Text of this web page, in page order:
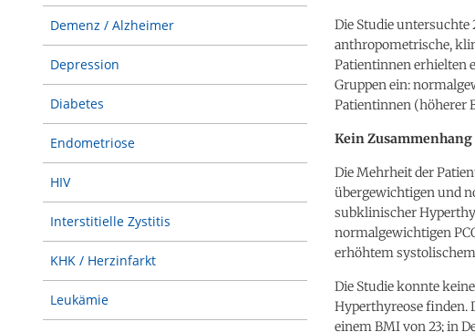
Demenz / Alzheimer
Depression
Diabetes
Endometriose
HIV
Interstitielle Zystitis
KHK / Herzinfarkt
Leukämie
Die Studie untersuchte
anthropometrische,
Patientinnen erhielten
Gruppen ein:
Patientinnen (höherer
Kein
Die Mehrheit der
übergewichtigen und
subklinischer
normalgewichtigen
erhöhtem
Die Studie konnte
Hyperthyreose finden.
einem BMI von 23; in